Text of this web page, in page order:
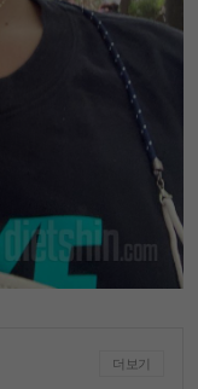
더보기